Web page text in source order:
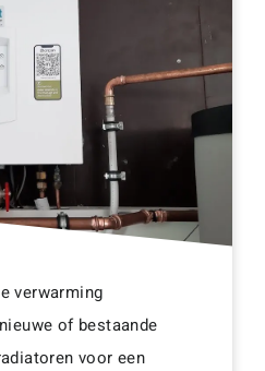
verwarming
of bestaande
voor een